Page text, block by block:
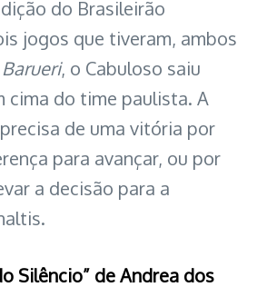
do Brasileirão
jogos que tiveram, ambos
, o Cabuloso saiu
cima do time paulista. A
de uma vitória por
para avançar, ou por
a decisão para a
Silêncio” de Andrea dos